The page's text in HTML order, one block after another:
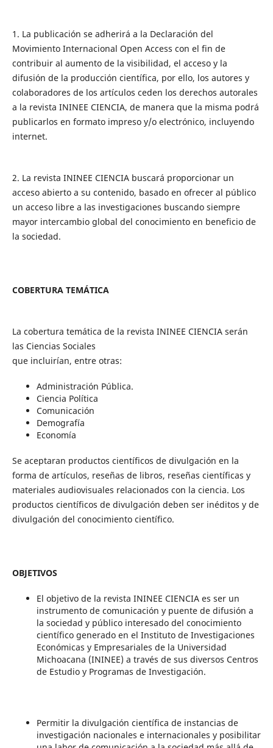
1. La publicación se adherirá a la Declaración del
Movimiento Internacional Open Access con el fin de
contribuir al aumento de la visibilidad, el acceso y la
difusión de la producción científica, por ello, los autores y
colaboradores de los artículos ceden los derechos autorales
a la revista ININEE CIENCIA, de manera que la misma podrá
publicarlos en formato impreso y/o electrónico, incluyendo
internet.
2. La revista ININEE CIENCIA buscará proporcionar un
acceso abierto a su contenido, basado en ofrecer al público
un acceso libre a las investigaciones buscando siempre
mayor intercambio global del conocimiento en beneficio de
la sociedad.
COBERTURA TEMÁTICA
La cobertura temática de la revista ININEE CIENCIA serán
las Ciencias Sociales
que incluirían, entre otras:
Administración Pública.
Ciencia Política
Comunicación
Demografía
Economía
Se aceptaran productos científicos de divulgación en la
forma de artículos, reseñas de libros, reseñas científicas y
materiales audiovisuales relacionados con la ciencia. Los
productos científicos de divulgación deben ser inéditos y de
divulgación del conocimiento científico.
OBJETIVOS
El objetivo de la revista ININEE CIENCIA es ser un
instrumento de comunicación y puente de difusión a
la sociedad y público interesado del conocimiento
científico generado en el Instituto de Investigaciones
Económicas y Empresariales de la Universidad
Michoacana (ININEE) a través de sus diversos Centros
de Estudio y Programas de Investigación.
Permitir la divulgación científica de instancias de
investigación nacionales e internacionales y posibilitar